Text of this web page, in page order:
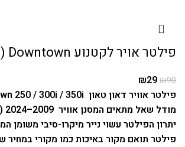
פילטר אויר לקטנוע Downtown (דאון טאון)
₪90
₪29
פילטר אוויר דאון טאון KYMCO Downtown 250 / 300i / 350i.
מודל שאל מתאים המסנן אוויר 2009–2024 ( נכון להיום מתאים לכל סדרת ה-Downtown המקורית והחדשה גם עד 2026).
יתרון הפילטר עשוי נייר מיקרו-סיבי משומן
פילטר תואם מקור באיכות כמו מקורי במחיר